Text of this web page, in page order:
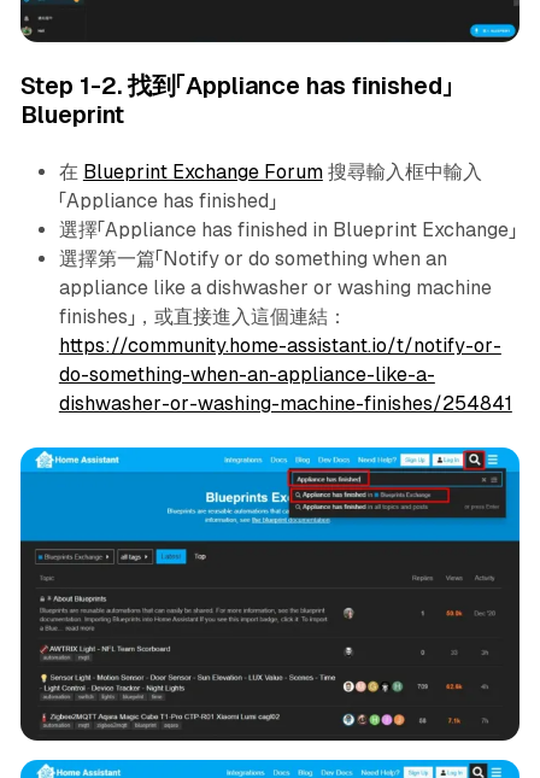
Step 1-2. 找到「Appliance has finished」
Blueprint
在 Blueprint Exchange Forum搜尋輸入框中輸入
「Appliance has finished」
選擇「Appliance has finished in Blueprint Exchange」
選擇第一篇「Notify or do something when an
appliance like a dishwasher or washing machine
finishes」，或直接進入這個連結：
https://community.home-assistant.io/t/notify-or-
do-something-when-an-appliance-like-a-
dishwasher-or-washing-machine-finishes/254841